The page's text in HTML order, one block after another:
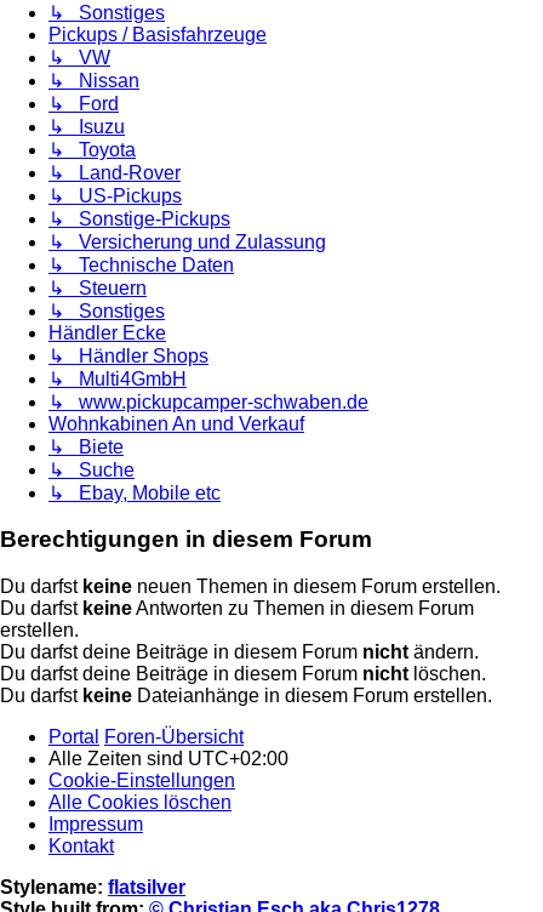
↳ Sonstiges
Pickups / Basisfahrzeuge
↳ VW
↳ Nissan
↳ Ford
↳ Isuzu
↳ Toyota
↳ Land-Rover
↳ US-Pickups
↳ Sonstige-Pickups
↳ Versicherung und Zulassung
↳ Technische Daten
↳ Steuern
↳ Sonstiges
Händler Ecke
↳ Händler Shops
↳ Multi4GmbH
↳ www.pickupcamper-schwaben.de
Wohnkabinen An und Verkauf
↳ Biete
↳ Suche
↳ Ebay, Mobile etc
Berechtigungen in diesem Forum
Du darfst keine neuen Themen in diesem Forum erstellen.
Du darfst keineAntworten zu Themen in diesem Forum
erstellen.
Du darfst deine Beiträge in diesem Forum nicht ändern.
Du darfst deine Beiträge in diesem Forum nicht löschen.
Du darfst keine Dateianhänge in diesem Forum erstellen.
Portal
Foren-Übersicht
Alle Zeiten sind UTC+02:00
Cookie-Einstellungen
Alle Cookies löschen
Impressum
Kontakt
Stylename: flatsilver